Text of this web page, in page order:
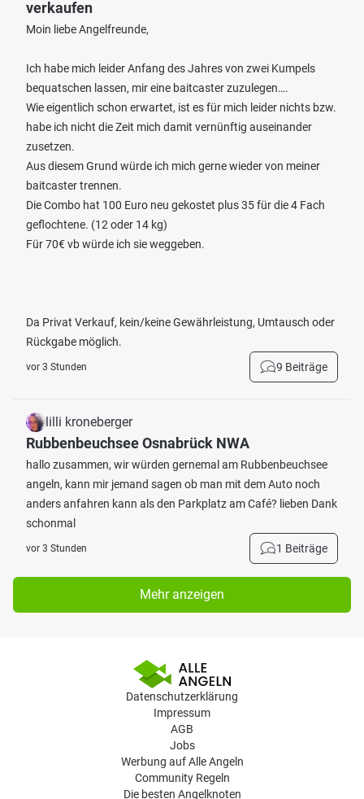
verkaufen
Moin liebe Angelfreunde,
Ich habe mich leider Anfang des Jahres von zwei Kumpels
bequatschen lassen, mir eine baitcaster zuzulegen….
Wie eigentlich schon erwartet, ist es für mich leider nichts bzw.
habe ich nicht die Zeit mich damit vernünftig auseinander
zusetzen.
Aus diesem Grund würde ich mich gerne wieder von meiner
baitcaster trennen.
Die Combo hat 100 Euro neu gekostet plus 35 für die 4 Fach
geflochtene. (12 oder 14 kg)
Für 70€ vb würde ich sie weggeben.
Da Privat Verkauf, kein/keine Gewährleistung, Umtausch oder
Rückgabe möglich.
vor 3 Stunden 9 Beiträge
lilli kroneberger
Rubbenbeuchsee Osnabrück NWA
hallo zusammen, wir würden gernemal am Rubbenbeuchsee
angeln, kann mir jemand sagen ob man mit dem Auto noch
anders anfahren kann als den Parkplatz am Café? lieben Dank
schonmal
vor 3 Stunden 1 Beiträge
Mehr anzeigen
Datenschutzerklärung
Impressum
AGB
Jobs
Werbung auf Alle Angeln
Community Regeln
Die besten Angelknoten